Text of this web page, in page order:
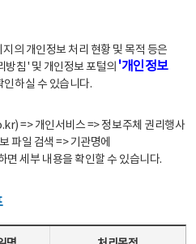
의 개인정보 처리 현황 및 목적 등은
방침' 및 개인정보 포털의 '개인정보
인하실 수 있습니다.
=> 개인서비스 => 정보주체 권리행사
파일 검색 => 기관명에
세부 내용을 확인할 수 있습니다.